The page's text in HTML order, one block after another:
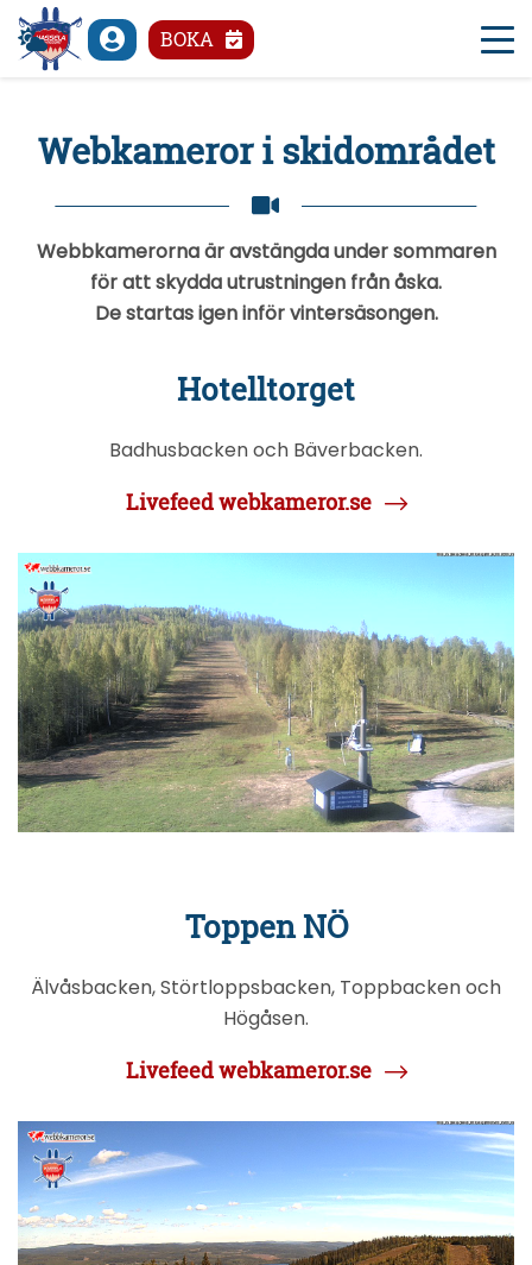
°C BOKA
Webkameror i skidområdet
Webbkamerorna är avstängda under sommaren
för att skydda utrustningen från åska.
De startas igen inför vintersäsongen.
Hotelltorget
Badhusbacken och Bäverbacken.
Livefeed webkameror.se
Toppen NÖ
Älvåsbacken, Störtloppsbacken, Toppbacken och
Högåsen.
Livefeed webkameror.se